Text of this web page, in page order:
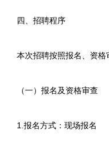
四、招聘程序
本次招聘按照报名、资格
（一）报名及资格审查
1.报名方式：现场报名